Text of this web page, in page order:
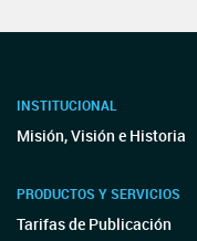
INSTITUCIONAL
Misión, Visión e Historia
PRODUCTOS Y SERVICIOS
Tarifas de Publicación